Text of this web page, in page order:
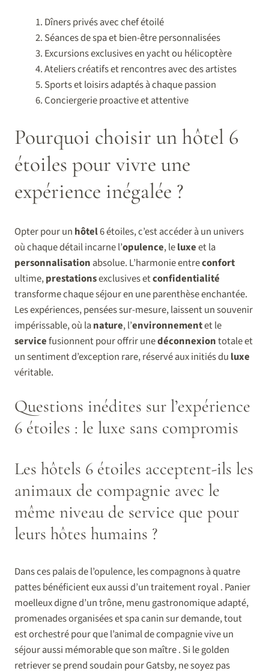
Dîners privés avec chef étoilé
Séances de spa et bien-être personnalisées
Excursions exclusives en yacht ou hélicoptère
Ateliers créatifs et rencontres avec des artistes
Sports et loisirs adaptés à chaque passion
Conciergerie proactive et attentive
Pourquoi choisir un hôtel 6
étoiles pour vivre une
expérience inégalée ?
Opter pour un hôtel6 étoiles, c’est accéder à un univers
où chaque détail incarne l’opulence, leluxeet la
personnalisation absolue. L’harmonie entreconfort
ultime,prestationsexclusives etconfidentialité
transforme chaque séjour en une parenthèse enchantée.
Les expériences, pensées sur-mesure, laissent un souvenir
impérissable, où lanature, l’environnementet le
servicefusionnent pour offrir unedéconnexiontotale et
un sentiment d’exception rare, réservé aux initiés du luxe
véritable.
Questions inédites sur l’expérience
6 étoiles : le luxe sans compromis
Les hôtels 6 étoiles acceptent-ils les
animaux de compagnie avec le
même niveau de service que pour
leurs hôtes humains ?
Dans ces palais de l’opulence, les compagnons à quatre
pattes bénéficient eux aussi d’un traitement royal . Panier
moelleux digne d’un trône, menu gastronomique adapté,
promenades organisées et spa canin sur demande, tout
est orchestré pour que l’animal de compagnie vive un
séjour aussi mémorable que son maître . Si le golden
retriever se prend soudain pour Gatsby, ne soyez pas